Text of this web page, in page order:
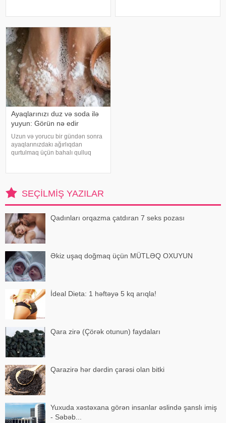
qan azlığı, qalxanabənzər vəz
xəstəlikləri, şəkərl
Ayaqlarınızı duz və soda ilə
yuyun: Görün nə edir
Uzun və yorucu bir gündən sonra
ayaqlarınızdakı ağırlıqdan
qurtulmaq üçün bahalı qulluq
SEÇILMIŞ YAZILAR
Qadınları orqazma çatdıran 7 seks pozası
Əkiz uşaq doğmaq üçün MÜTLƏQ OXUYUN
İdeal Dieta: 1 həftəyə 5 kq arıqla!
Qara zirə (Çörək otunun) faydaları
Qarazirə hər dərdin çarəsi olan bitki
Yuxuda xəstəxana görən insanlar əslində şanslı imiş
- Səbəb...